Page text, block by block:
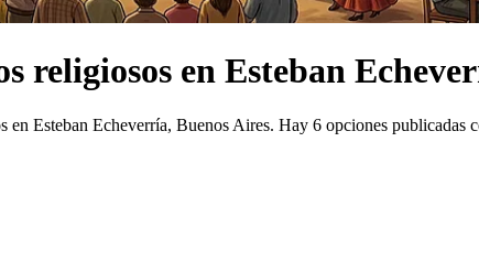
religiosos en Esteban
en Esteban Echeverría, Buenos Aires. Hay 6 opciones publicadas